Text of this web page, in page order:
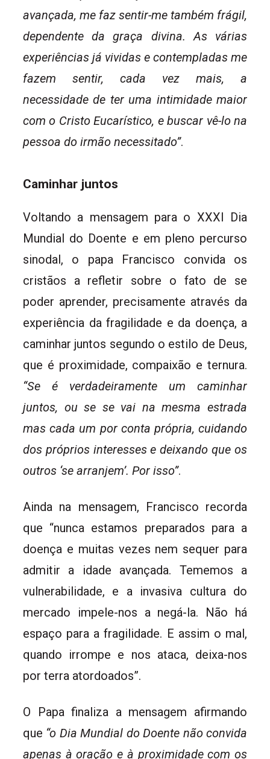
avançada, me faz sentir-me também frágil,
dependente da graça divina. As várias
experiências já vividas e contempladas me
fazem sentir, cada vez mais, a
necessidade de ter uma intimidade maior
com o Cristo Eucarístico, e buscar vê-lo na
pessoa do irmão necessitado”.
Caminhar juntos
Voltando a mensagem para o XXXI Dia
Mundial do Doente e em pleno percurso
sinodal, o papa Francisco convida os
cristãos a refletir sobre o fato de se
poder aprender, precisamente através da
experiência da fragilidade e da doença, a
caminhar juntos segundo o estilo de Deus,
que é proximidade, compaixão e ternura.
“Se é verdadeiramente um caminhar
juntos, ou se se vai na mesma estrada
mas cada um por conta própria, cuidando
dos próprios interesses e deixando que os
outros ‘se arranjem’. Por isso”.
Ainda na mensagem, Francisco recorda
que “nunca estamos preparados para a
doença e muitas vezes nem sequer para
admitir a idade avançada. Tememos a
vulnerabilidade, e a invasiva cultura do
mercado impele-nos a negá-la. Não há
espaço para a fragilidade. E assim o mal,
quando irrompe e nos ataca, deixa-nos
por terra atordoados”.
O Papa finaliza a mensagem afirmando
que “o Dia Mundial do Doente não convida
apenas à oração e à proximidade com os